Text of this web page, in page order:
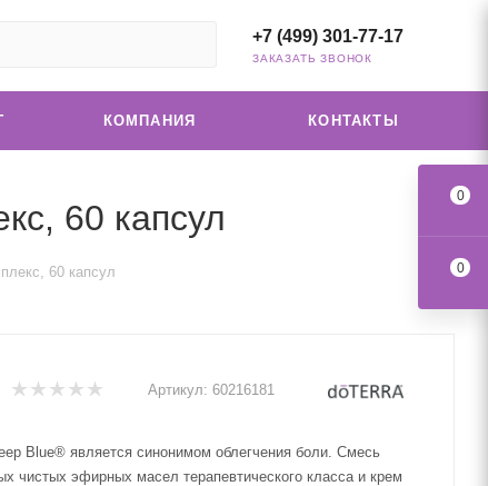
+7 (499) 301-77-17
ЗАКАЗАТЬ ЗВОНОК
КОМПАНИЯ КОНТАКТЫ
60 капсул
60 капсул
Артикул: 60216181
Blue® является синонимом облегчения боли. Смесь
чистых эфирных масел терапевтического класса и крем
0
0